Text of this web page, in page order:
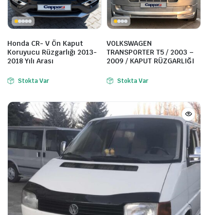
Honda CR- V Ön Kaput
Koruyucu Rüzgarlığı 2013-
2018 Yılı Arası
Stokta Var
VOLKSWAGEN
TRANSPORTER T5 / 2003 –
2009 / KAPUT RÜZGARLIĞI
Stokta Var